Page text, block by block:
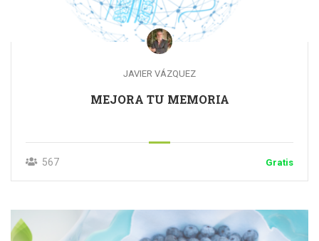
JAVIER VÁZQUEZ
MEJORA TU MEMORIA
567 Gratis